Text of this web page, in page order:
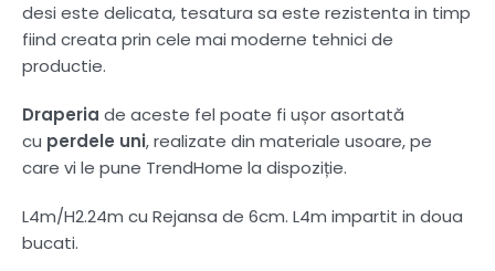
desi este delicata, tesatura sa este rezistenta in timp
fiind creata prin cele mai moderne tehnici de
productie.
Draperia de aceste fel poate fi ușor asortată
cu perdele uni, realizate din materiale usoare, pe
care vi le pune TrendHome la dispoziție.
L4m/H2.24m cu Rejansa de 6cm. L4m impartit in doua
bucati.